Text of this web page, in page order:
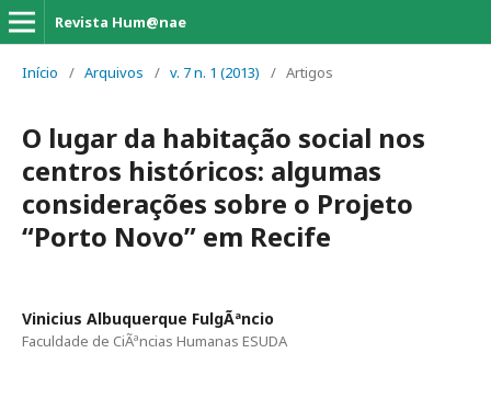
Revista Hum@nae
Início / Arquivos / v. 7 n. 1 (2013) / Artigos
O lugar da habitação social nos
centros históricos: algumas
considerações sobre o Projeto
“Porto Novo” em Recife
Vinicius Albuquerque FulgÃªncio
Faculdade de CiÃªncias Humanas ESUDA